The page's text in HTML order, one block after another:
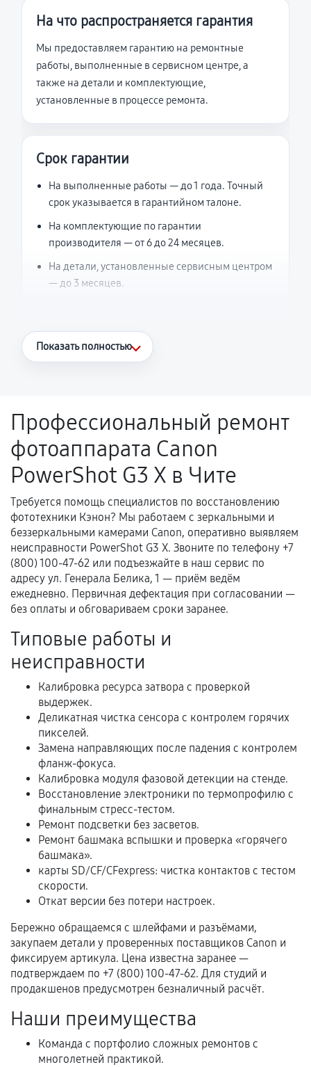
На что распространяется гарантия
Мы предоставляем гарантию на ремонтные
работы, выполненные в сервисном центре, а
также на детали и комплектующие,
установленные в процессе ремонта.
Срок гарантии
На выполненные работы — до 1 года. Точный
срок указывается в гарантийном талоне.
На комплектующие по гарантии
производителя — от 6 до 24 месяцев.
На детали, установленные сервисным центром
— до 3 месяцев.
Что считается гарантийным случаем
Поломка установленной детали при
нормальной эксплуатации в течение
гарантийного срока.
Несоответствие комплектующей заявленным
техническим характеристикам.
Документы для подтверждения
гарантии
Гарантийный талон.
услуг и сроком гарантии.
Документы на установленные комплектующие
и кассовый чек.
Расширенная гарантия
В некоторых случаях возможно оформление
расширенной гарантии. Стоимость, сроки и
условия продления согласовываются отдельно и
фиксируются в документах.
Когда гарантия не действует
Нарушение правил эксплуатации,
механические повреждения, попадание влаги,
перегрев, коррозия.
Самостоятельный ремонт или вмешательство
третьих лиц.
предусмотрено отдельно.
Обращение после окончания гарантийного
срока.
Показать полностью
Профессиональный ремонт
фотоаппарата Canon
PowerShot G3 X в Чите
Требуется помощь специалистов по восстановлению
фототехники Кэнон? Мы работаем с зеркальными и
беззеркальными камерами Canon, оперативно выявляем
неисправности PowerShot G3 X. Звоните по телефону +7
(800) 100-47-62 или подъезжайте в наш сервис по
адресу ул. Генерала Белика, 1 — приём ведём
ежедневно. Первичная дефектация при согласовании —
без оплаты и обговариваем сроки заранее.
Типовые работы и
неисправности
Калибровка ресурса затвора с проверкой
выдержек.
Деликатная чистка сенсора с контролем горячих
пикселей.
Замена направляющих после падения с контролем
фланж-фокуса.
Калибровка модуля фазовой детекции на стенде.
Восстановление электроники по термопрофилю с
финальным стресс-тестом.
Ремонт подсветки без засветов.
Ремонт башмака вспышки и проверка «горячего
башмака».
карты SD/CF/CFexpress: чистка контактов с тестом
скорости.
Откат версии без потери настроек.
Бережно обращаемся с шлейфами и разъёмами,
закупаем детали у проверенных поставщиков Canon и
фиксируем артикула. Цена известна заранее —
подтверждаем по +7 (800) 100-47-62. Для студий и
продакшенов предусмотрен безналичный расчёт.
Наши преимущества
Команда с портфолио сложных ремонтов с
многолетней практикой.